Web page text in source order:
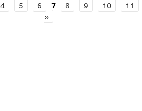
4 5 6 7 8 9 10 11
»